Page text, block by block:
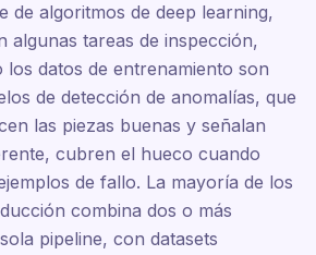
de algoritmos de deep learning,
algunas tareas de inspección,
datos de entrenamiento son
de detección de anomalías, que
las piezas buenas y señalan
cubren el hueco cuando
de fallo. La mayoría de los
combina dos o más
pipeline, con datasets